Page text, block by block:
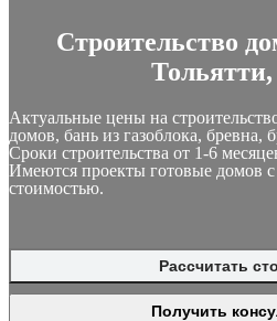
Строительство
Актуальные цены на
домов, бань из газоблока,
Сроки строительства от 1-6
Имеются проекты готовые домов
стоимостью.
Рассчитать
Получить